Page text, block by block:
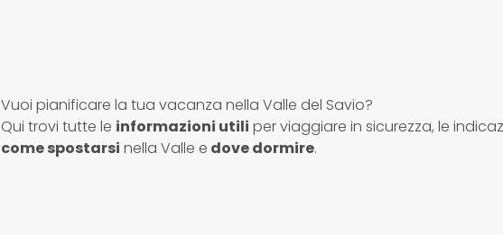
Vuoi pianificare la tua vacanza nella Valle del Savio?
Qui trovi tutte le informazioni utili per viaggiare in sicurezza, le
come spostarsi nella Valle e dove dormire.